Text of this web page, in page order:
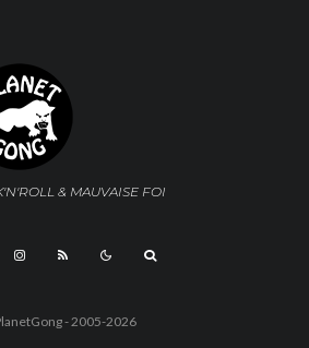
& MAUVAISE FOI
- 2005-2026